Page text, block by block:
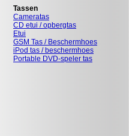
Tassen
Cameratas
CD etui / opbergtas
Etui
GSM Tas / Beschermhoes
iPod tas / beschermhoes
Portable DVD-speler tas